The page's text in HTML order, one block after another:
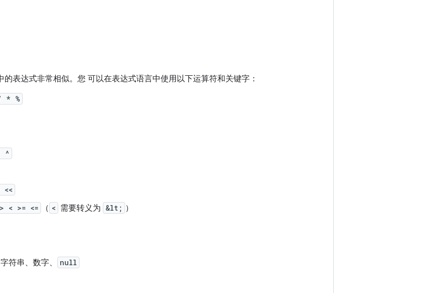
表达式非常相似。您 可以在表达式语言中使用以下运算符和关键字：
* %
^
<<
< >= <= （ < 需要转义为 &lt; ）
符串、数字、 null